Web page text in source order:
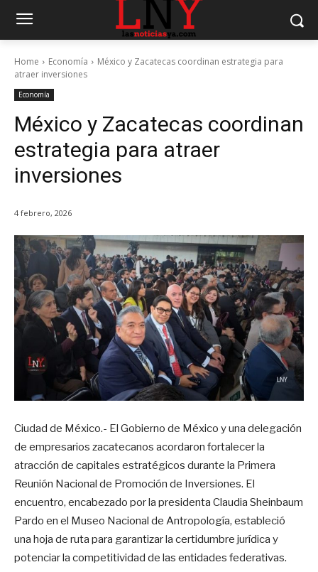
Home Economía
México y Zacatecas coordinan estrategia para
atraer inversiones
Economía
México y Zacatecas coordinan
estrategia para atraer
inversiones
4 febrero, 2026
Ciudad de México.- El Gobierno de México y una delegación
de empresarios zacatecanos acordaron fortalecer la
atracción de capitales estratégicos durante la Primera
Reunión Nacional de Promoción de Inversiones. El
encuentro, encabezado por la presidenta Claudia Sheinbaum
Pardo en el Museo Nacional de Antropología, estableció
una hoja de ruta para garantizar la certidumbre jurídica y
potenciar la competitividad de las entidades federativas.